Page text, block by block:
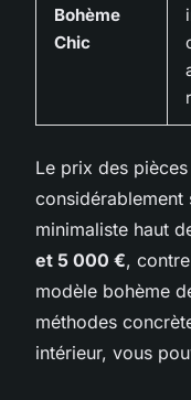
Bohème
Chic
Le prix des
considérablement
minimaliste haut
et 5 000 €, contre
modèle bohème
méthodes
intérieur, vous